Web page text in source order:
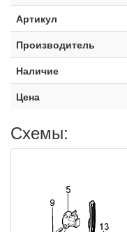
Артикул
Производитель
Наличие
Цена
Схемы: